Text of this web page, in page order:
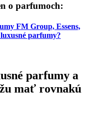
o parfumoch:
FM Group, Essens,
parfumy?
parfumy a
mať rovnakú